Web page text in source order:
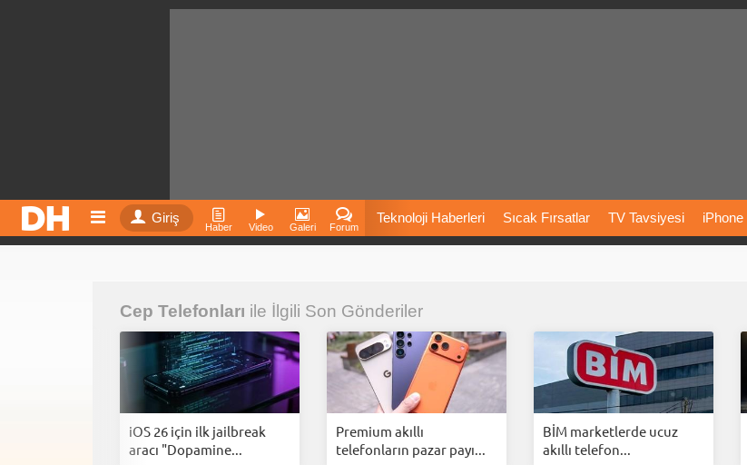
Giriş
Haber Video Galeri Forum
Teknoloji Haberleri Sıcak Fırsatlar TV Tavsiyesi iPhone
Fiyatları
İnstagram Dondurma İnstagram Çöktü Mü
Cep Telefonları ile İlgili Son Gönderiler
iOS 26 için ilk jailbreak
aracı "Dopamine...
Premium akıllı
telefonların pazar payı...
BİM marketlerde ucuz
akıllı telefon...